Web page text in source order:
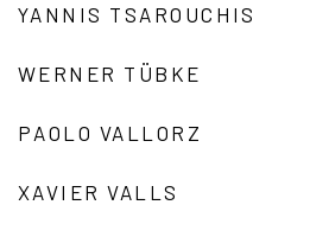
YANNIS TSAROUCHIS
WERNER TÜBKE
PAOLO VALLORZ
XAVIER VALLS